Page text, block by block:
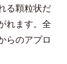
る顆粒状だ
れます。全
らのアプロ